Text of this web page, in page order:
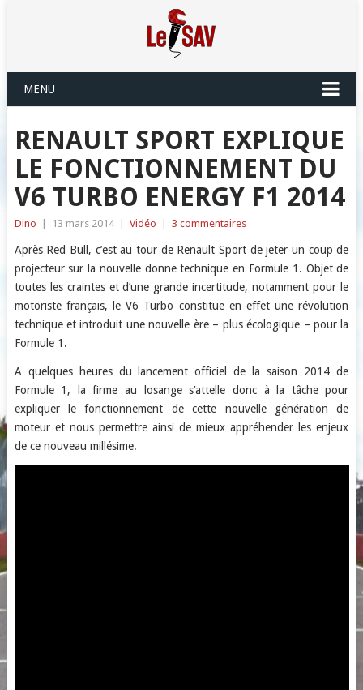
MENU
RENAULT SPORT EXPLIQUE
LE FONCTIONNEMENT DU
V6 TURBO ENERGY F1 2014
Dino 13 mars 2014 Vidéo 3 commentaires
Après Red Bull, c’est au tour de Renault Sport de jeter un coup de
projecteur sur la nouvelle donne technique en Formule 1. Objet de
toutes les craintes et d’une grande incertitude, notamment pour le
motoriste français, le V6 Turbo constitue en effet une révolution
technique et introduit une nouvelle ère – plus écologique – pour la
Formule 1.
A quelques heures du lancement officiel de la saison 2014 de
Formule 1, la firme au losange s’attelle donc à la tâche pour
expliquer le fonctionnement de cette nouvelle génération de
moteur et nous permettre ainsi de mieux appréhender les enjeux
de ce nouveau millésime.